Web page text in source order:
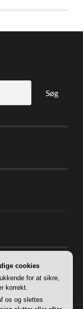
Søg
cookies
for at sikre,
korrekt.
os og slettes